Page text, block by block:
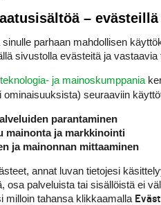
oli
Tourin seuraava
–
parhaan mahdollisen
sivustolla evästeitä ja vastaavia
ja mainoskumppania
ominaisuuk­sista) seuraaviin
parantaminen
mainonta ja markkinointi
ja mainonnan mittaaminen
annat luvan tietojesi
osa palveluista tai sisällöistä ei
milloin tahansa klikkaamalla